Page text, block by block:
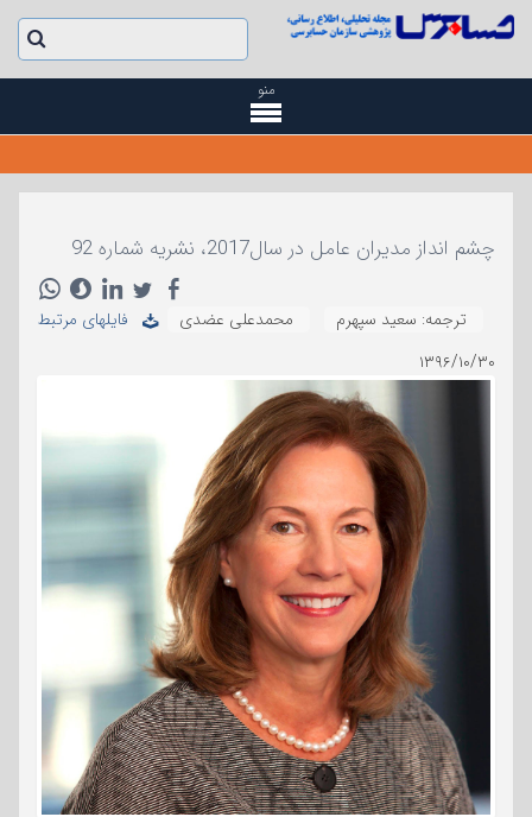
منو
چشم انداز مدیران عامل در سال2017، نشریه شماره 92
ترجمه: سعید سپهرم محمدعلی عضدی
فایلهای مرتبط
۱۳۹۶/۱۰/۳۰